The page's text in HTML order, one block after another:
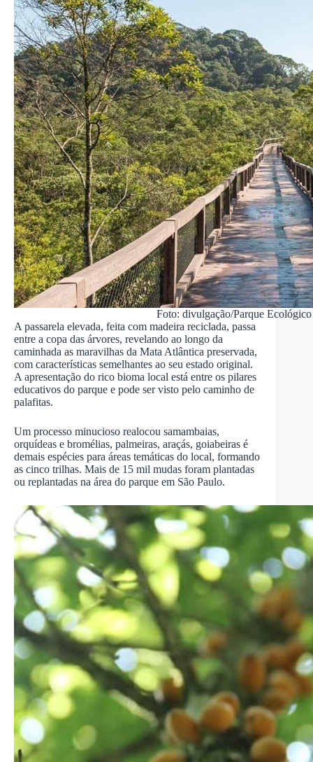
Foto: divulgação/Parque
A passarela elevada, feita com madeira reciclada, passa
entre a copa das árvores, revelando ao longo da
caminhada as maravilhas da Mata Atlântica preservada,
com características semelhantes ao seu estado original.
A apresentação do rico bioma local está entre os pilares
educativos do parque e pode ser visto pelo caminho de
palafitas.
Um processo minucioso realocou samambaias,
orquídeas e bromélias, palmeiras, araçás, goiabeiras é
demais espécies para áreas temáticas do local, formando
as cinco trilhas. Mais de 15 mil mudas foram plantadas
ou replantadas na área do parque em São Paulo.